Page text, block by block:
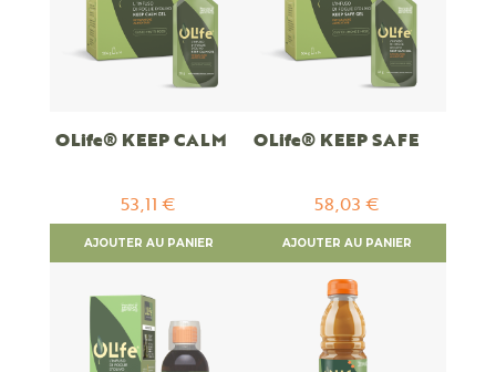
OLife® KEEP CALM
53,11 €
AJOUTER AU PANIER
OLife® KEEP SAFE
58,03 €
AJOUTER AU PANIER